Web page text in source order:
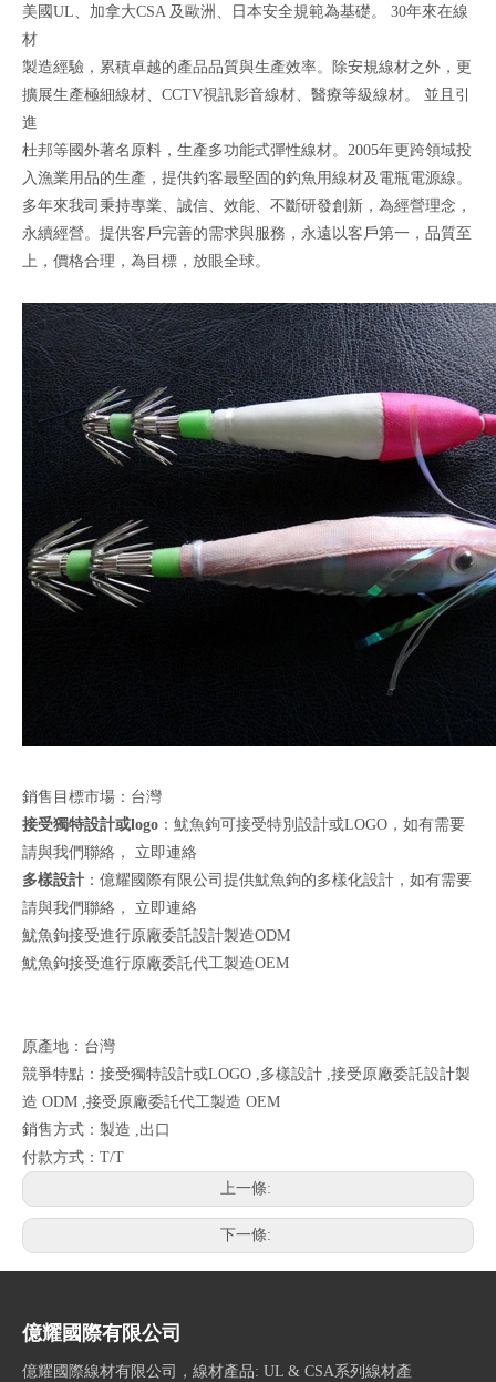
美國UL、加拿大CSA 及歐洲、日本安全規範為基礎。 30年來在線
材
製造經驗，累積卓越的產品品質與生產效率。除安規線材之外，更
擴展生產極細線材、CCTV視訊影音線材、醫療等級線材。 並且引
進
杜邦等國外著名原料，生產多功能式彈性線材。2005年更跨領域投
入漁業用品的生產，提供釣客最堅固的釣魚用線材及電瓶電源線。
多年來我司秉持專業、誠信、效能、不斷研發創新，為經營理念，
永續經營。提供客戶完善的需求與服務，永遠以客戶第一，品質至
上，價格合理，為目標，放眼全球。
銷售目標市場：台灣
接受獨特設計或logo ：魷魚鉤可接受特別設計或LOGO，如有需要
請與我們聯絡， 立即連絡
多樣設計 ：億耀國際有限公司提供魷魚鉤的多樣化設計，如有需要
請與我們聯絡， 立即連絡
魷魚鉤接受進行原廠委託設計製造ODM
魷魚鉤接受進行原廠委託代工製造OEM
原產地：台灣
競爭特點：接受獨特設計或LOGO ,多樣設計 ,接受原廠委託設計製
造 ODM ,接受原廠委託代工製造 OEM
銷售方式：製造 ,出口
付款方式：T/T
上一條:
下一條:
億耀國際有限公司
億耀國際線材有限公司，線材產品: UL & CSA系列線材產